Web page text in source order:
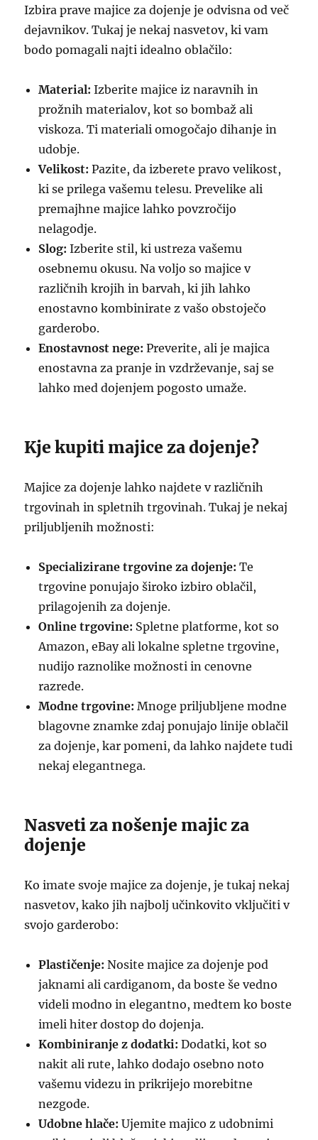
Izbira prave majice za dojenje je odvisna od več
dejavnikov. Tukaj je nekaj nasvetov, ki vam
bodo pomagali najti idealno oblačilo:
Material: Izberite majice iz naravnih in
prožnih materialov, kot so bombaž ali
viskoza. Ti materiali omogočajo dihanje in
udobje.
Velikost: Pazite, da izberete pravo velikost,
ki se prilega vašemu telesu. Prevelike ali
premajhne majice lahko povzročijo
nelagodje.
Slog: Izberite stil, ki ustreza vašemu
osebnemu okusu. Na voljo so majice v
različnih krojih in barvah, ki jih lahko
enostavno kombinirate z vašo obstoječo
garderobo.
Enostavnost nege: Preverite, ali je majica
enostavna za pranje in vzdrževanje, saj se
lahko med dojenjem pogosto umaže.
Kje kupiti majice za dojenje?
Majice za dojenje lahko najdete v različnih
trgovinah in spletnih trgovinah. Tukaj je nekaj
priljubljenih možnosti:
Specializirane trgovine za dojenje: Te
trgovine ponujajo široko izbiro oblačil,
prilagojenih za dojenje.
Online trgovine: Spletne platforme, kot so
Amazon, eBay ali lokalne spletne trgovine,
nudijo raznolike možnosti in cenovne
razrede.
Modne trgovine: Mnoge priljubljene modne
blagovne znamke zdaj ponujajo linije oblačil
za dojenje, kar pomeni, da lahko najdete tudi
nekaj elegantnega.
Nasveti za nošenje majic za
dojenje
Ko imate svoje majice za dojenje, je tukaj nekaj
nasvetov, kako jih najbolj učinkovito vključiti v
svojo garderobo:
Plastičenje: Nosite majice za dojenje pod
jaknami ali cardiganom, da boste še vedno
videli modno in elegantno, medtem ko boste
imeli hiter dostop do dojenja.
Kombiniranje z dodatki: Dodatki, kot so
nakit ali rute, lahko dodajo osebno noto
vašemu videzu in prikrijejo morebitne
nezgode.
Udobne hlače: Ujemite majico z udobnimi